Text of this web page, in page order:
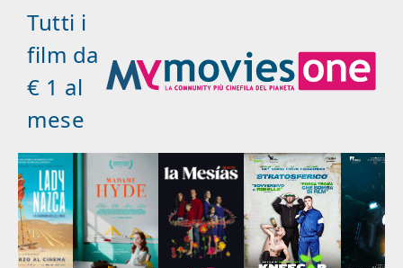
Tutti i
film da
€ 1 al
mese